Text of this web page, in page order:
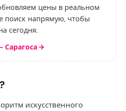
цены в реальном
поиск напрямую, чтобы
сегодня.
Сарагоса→
искусственного